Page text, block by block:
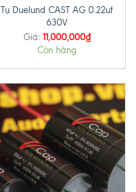
Tụ Duelund CAST AG 0.22uf
630V
Giá: 11,000,000₫
Còn hàng